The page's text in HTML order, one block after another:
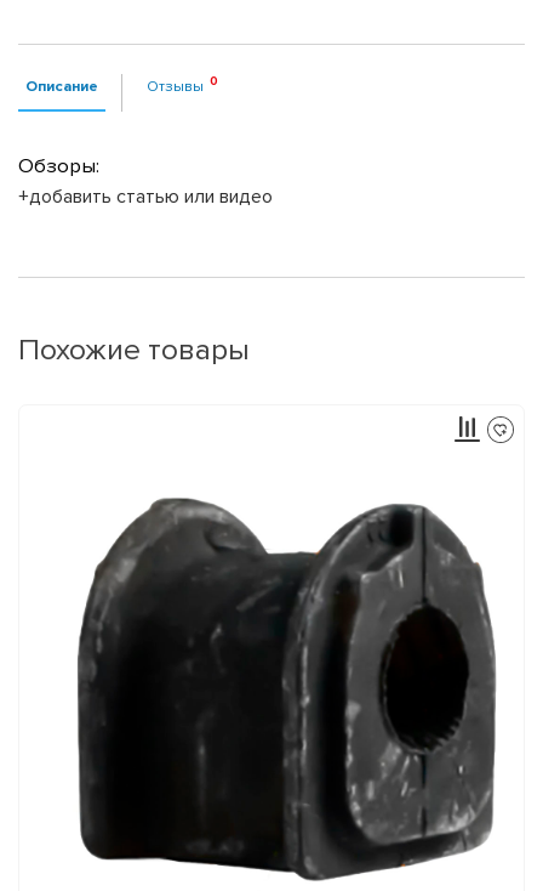
Описание Отзывы
Обзоры:
+добавить статью или видео
Похожие товары